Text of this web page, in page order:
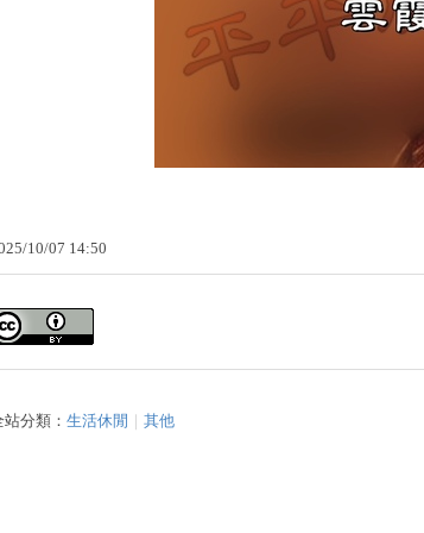
/10/07 14:50
站分類： 生活休閒 其他